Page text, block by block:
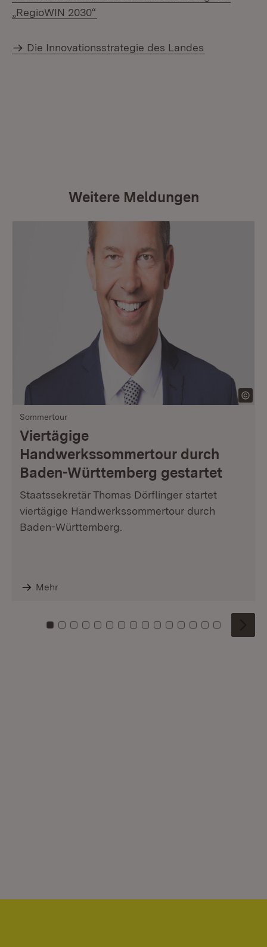
„RegioWIN 2030“
Die Innovationsstrategie des Landes
Weitere Meldungen
Sommertour
Viertägige
Handwerkssommertour durch
Baden-Württemberg gestartet
Staatssekretär Thomas Dörflinger startet
viertägige Handwerkssommertour durch
Baden-Württemberg.
Mehr
Zu Kachel: 0
Zu Kachel: 1
Zu Kachel: 2
Zu Kachel: 3
Zu Kachel: 4
Zu Kachel: 5
Zu Kachel: 6
Zu Kachel: 7
Zu Kachel: 8
Zu Kachel: 9
Zu Kachel: 10
Zu Kachel: 11
Zu Kachel: 12
Zu Kachel:
Zu